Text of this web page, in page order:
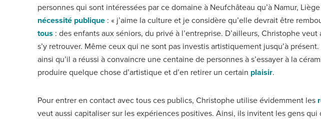
personnes qui sont intéressées par ce domaine à Neufchâteau qu’à Namur,
nécessité publique: « j’aime la culture et je considère qu’elle devrait être
tous : des enfants aux séniors, du privé à l’entreprise. D’ailleurs, Christophe
s’y retrouver. Même ceux qui ne sont pas investis artistiquement jusqu’à présent.
ainsi qu’il a réussi à convaincre une centaine de personnes à s’essayer à la
produire quelque chose d’artistique et d’en retirer un certain plaisir.
Pour entrer en contact avec tous ces publics, Christophe utilise évidemment les
veut aussi capitaliser sur les expériences positives. Ainsi, ils invitent les gens